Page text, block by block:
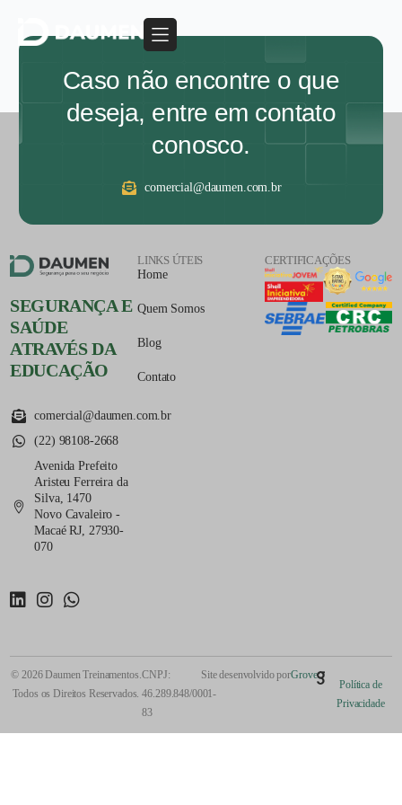
Caso não encontre o que
deseja, entre em contato
conosco.
comercial@daumen.com.br
SEGURANÇA E
SAÚDE
ATRAVÉS DA
EDUCAÇÃO
comercial@daumen.com.br
(22) 98108-2668
Avenida Prefeito
Aristeu Ferreira da
Silva, 1470
Novo Cavaleiro -
Macaé RJ, 27930-
070
LINKS ÚTEIS
Home
Quem Somos
Blog
Contato
CERTIFICAÇÕES
© 2026 Daumen Treinamentos.
Todos os Direitos Reservados.
CNPJ:
46.289.848/0001-
83
Site desenvolvido porGrove
Política de
Privacidade